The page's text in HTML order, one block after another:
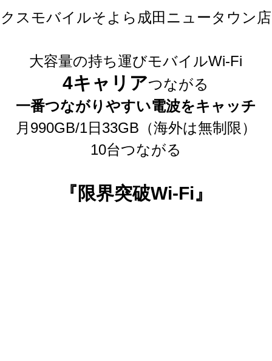
スモバイルそよら成田ニュータウン
大容量の持ち運びモバイルWi-Fi
4キャリアつながる
一番つながりやすい電波をキャッチ
月990GB/1日33GB（海外は無制限）
10台つながる
『限界突破Wi-Fi』